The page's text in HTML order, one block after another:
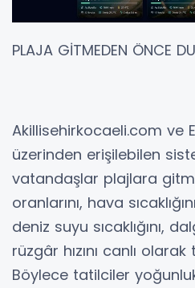
PLAJA GİTMEDEN ÖNCE
Akillisehirkocaeli.com ve
üzerinden erişilebilen
vatandaşlar plajlara
oranlarını, hava
deniz suyu sıcaklığını,
rüzgâr hızını canlı
Böylece tatilciler